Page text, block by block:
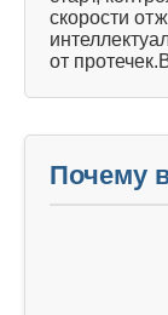
скорости
от
Почему